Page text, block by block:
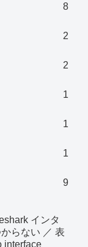
8
2
2
1
1
1
9
インタ
らない ／ 表
interface